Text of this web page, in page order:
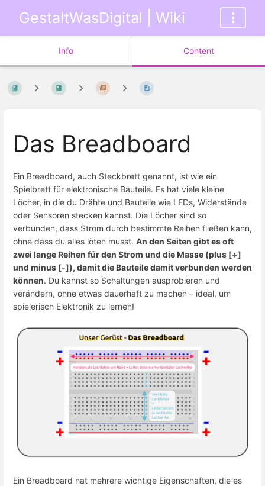
GestaltWasDigital | Wiki
Info Content
Das Breadboard
Ein Breadboard, auch Steckbrett genannt, ist wie ein
Spielbrett für elektronische Bauteile. Es hat viele kleine
Löcher, in die du Drähte und Bauteile wie LEDs, Widerstände
oder Sensoren stecken kannst. Die Löcher sind so
verbunden, dass Strom durch bestimmte Reihen fließen kann,
ohne dass du alles löten musst. An den Seiten gibt es oft
zwei lange Reihen für den Strom und die Masse (plus [+]
und minus [-]), damit die Bauteile damit verbunden werden
können. Du kannst so Schaltungen ausprobieren und
verändern, ohne etwas dauerhaft zu machen – ideal, um
spielerisch Elektronik zu lernen!
Ein Breadboard hat mehrere wichtige Eigenschaften, die es